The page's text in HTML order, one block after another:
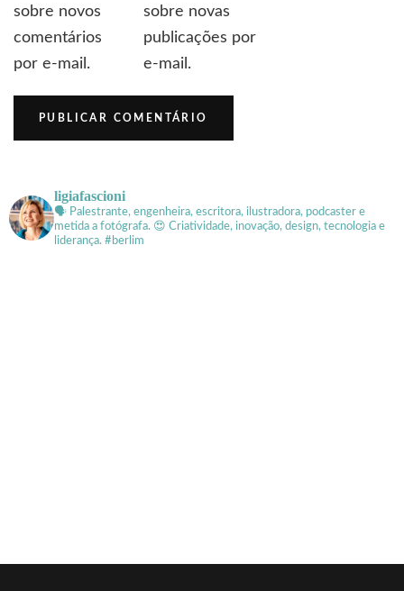
sobre novos
comentários
por e-mail.
sobre novas
publicações por
e-mail.
ligiafascioni
🗣 Palestrante, engenheira, escritora, ilustradora, podcaster e
metida a fotógrafa. 😍 Criatividade, inovação, design, tecnologia e
liderança. #berlim